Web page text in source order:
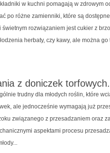
w kuchni pomagają w zdrowym
po różne zamienniki, które są
rozwiązaniem jest cukier z
herbaty, czy kawy, ale można go
z doniczek torfowych.
trudny dla młodych roślin, które
ale jednocześnie wymagają już
związanego z przesadzaniem oraz
aspektami procesu